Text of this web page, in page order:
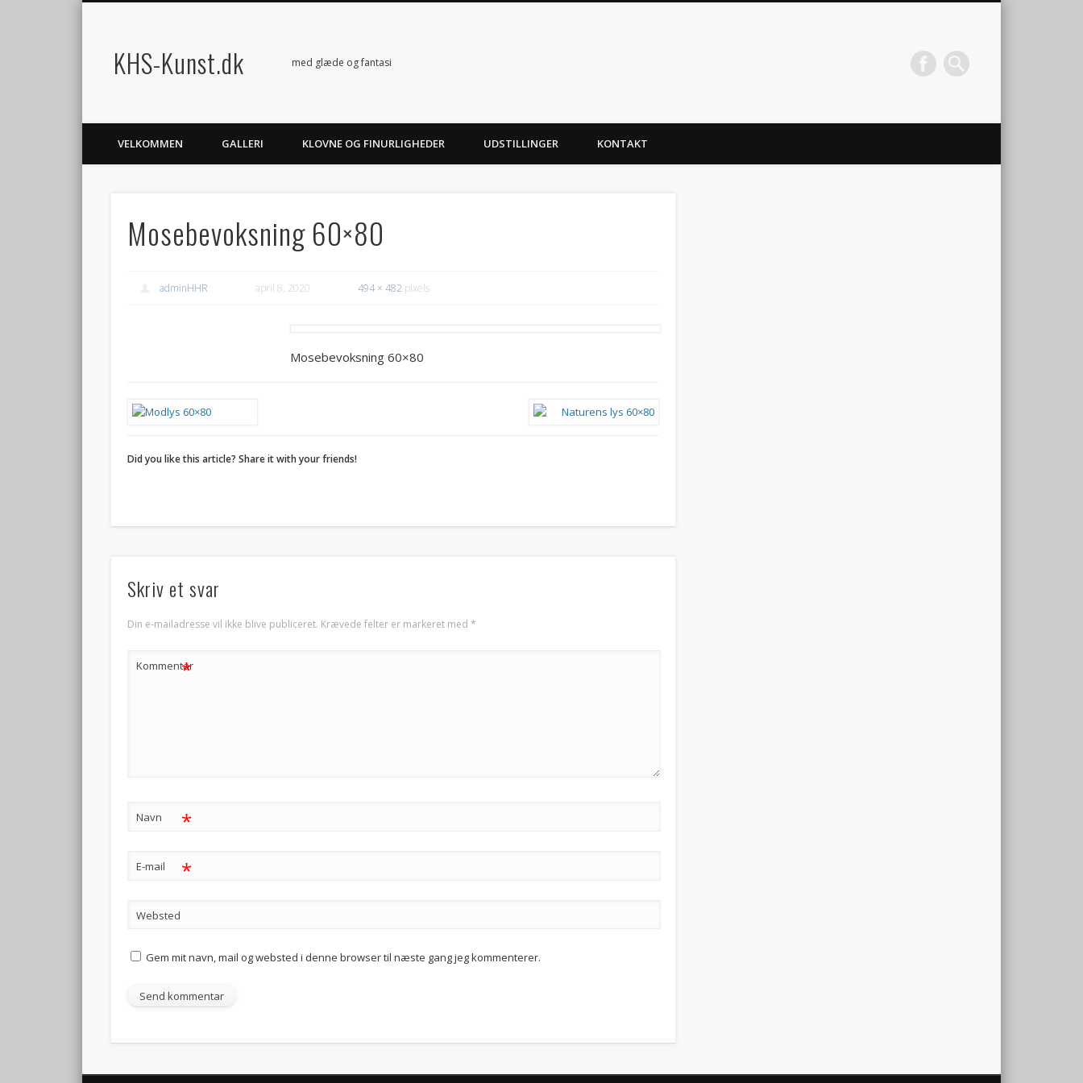
KHS-Kunst.dk med glæde og fantasi
Facebook
VELKOMMEN GALLERI KLOVNE OG FINURLIGHEDER UDSTILLINGER KONTAKT
Mosebevoksning 60×80
adminHHR april 8, 2020 494 × 482 pixels
Mosebevoksning 60×80
Did you like this article? Share it with your friends!
Skriv et svar
Din e-mailadresse vil ikke blive publiceret. Krævede felter er markeret med*
Kommentar
*
Navn *
E-mail *
Websted
Gem mit navn, mail og websted i denne browser til næste gang jeg kommenterer.